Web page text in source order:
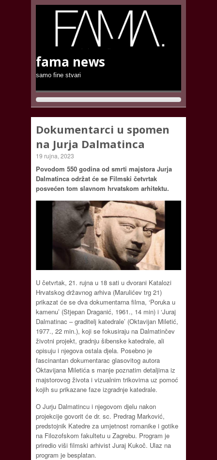
fama news
samo fine stvari
Dokumentarci u spomen
na Jurja Dalmatinca
19 rujna, 2023
Povodom 550 godina od smrti majstora Jurja
Dalmatinca održat će se Filmski četvrtak
posvećen tom slavnom hrvatskom arhitektu.
U četvrtak, 21. rujna u 18 sati u dvorani Katalozi
Hrvatskog državnog arhiva (Marulićev trg 21)
prikazat će se dva dokumentarna filma, ‘Poruka u
kamenu’ (Stjepan Draganić, 1961., 14 min) i ‘Juraj
Dalmatinac – graditelj katedrale’ (Oktavijan Miletić,
1977., 22 min.), koji se fokusiraju na Dalmatinčev
životni projekt, gradnju šibenske katedrale, ali
opisuju i njegova ostala djela. Posebno je
fascinantan dokumentarac glasovitog autora
Oktavijana Miletića s manje poznatim detaljima iz
majstorovog života i vizualnim trikovima uz pomoć
kojih su prikazane faze izgradnje katedrale.
O Jurju Dalmatincu i njegovom djelu nakon
projekcije govorit će dr. sc. Predrag Marković,
predstojnik Katedre za umjetnost romanike i gotike
na Filozofskom fakultetu u Zagrebu. Program je
priredio viši filmski arhivist Juraj Kukoč. Ulaz na
program je besplatan.